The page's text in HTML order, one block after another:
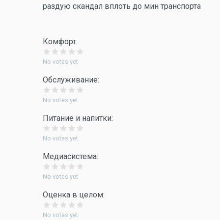
раздую скандал вплоть до мин транспорта
Комфорт:
No votes yet
Обслуживание:
No votes yet
Питание и напитки:
No votes yet
Медиасистема:
No votes yet
Оценка в целом:
No votes yet